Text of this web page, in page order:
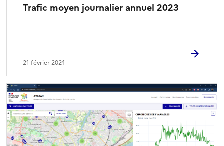
Trafic moyen journalier annuel 2023
21 février 2024